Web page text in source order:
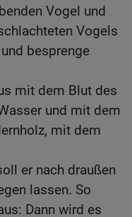
Vogel und
Vogels
besprenge
mit dem Blut des
und mit dem
mit dem
er nach draußen
lassen. So
Dann wird es